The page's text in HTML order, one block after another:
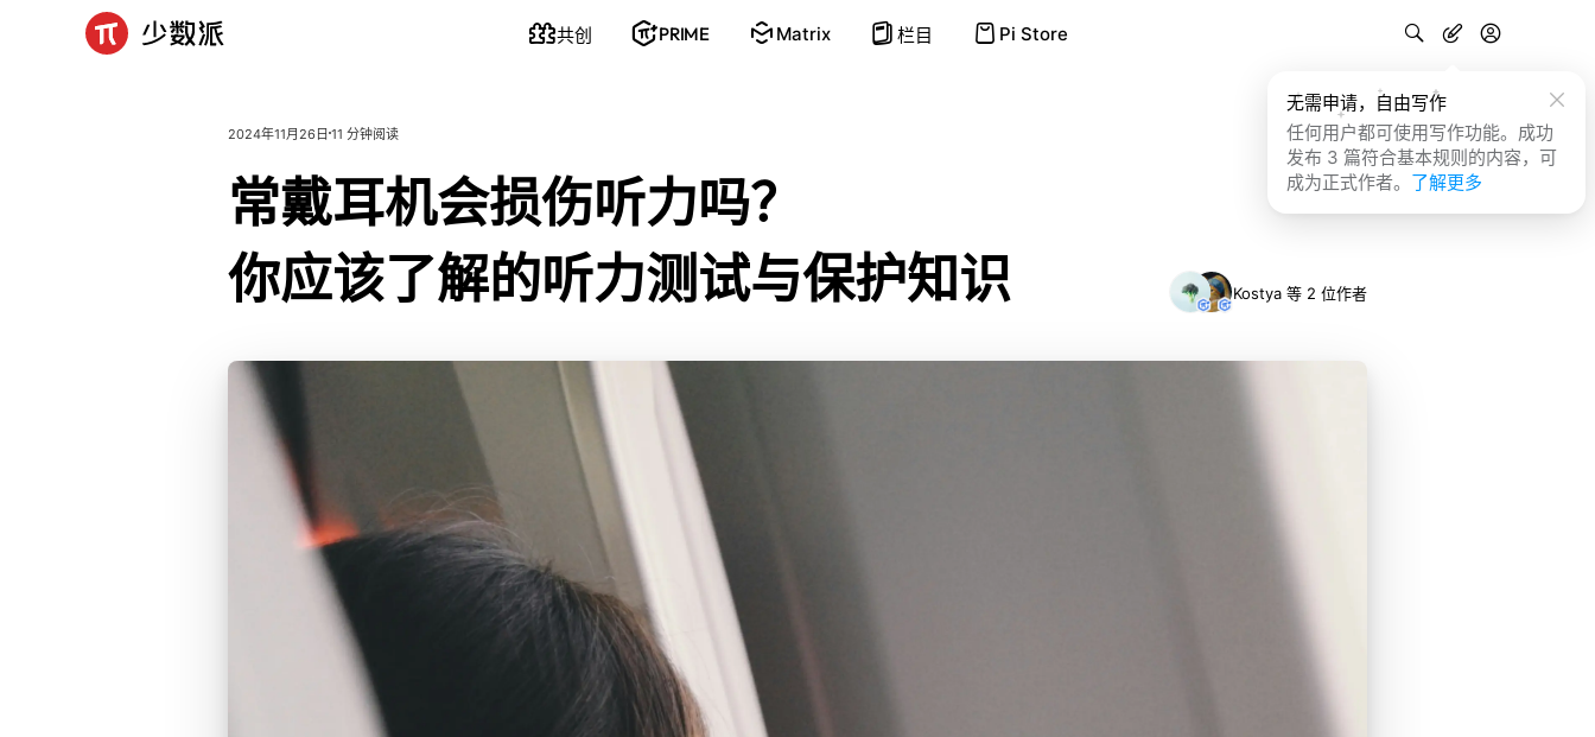
共创 PRIME Matrix 栏目 Pi Store
无需申请，自由写作
任何用户都可使用写作功能。成功
发布 3 篇符合基本规则的内容，可
成为正式作者。 了解更多
2024年11月26日 11 分钟阅读
常戴耳机会损伤听力吗？
你应该了解的听力测试与保护知识 Kostya 等 2 位作者